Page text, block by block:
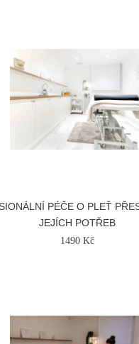
PÉČE O PLEŤ
JEJÍCH POTŘEB
1490 Kč